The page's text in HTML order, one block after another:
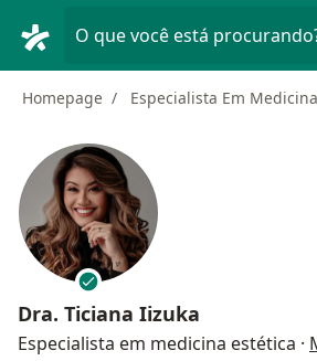
O que você está
Homepage Especialista Em
Dra. Ticiana Iizuka
Especialista em medicina estética ·